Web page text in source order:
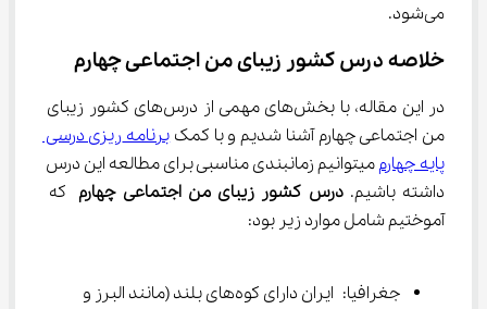
می‌شود.
خلاصه درس کشور زیبای من اجتماعی چهارم
در این مقاله، با بخش‌های مهمی از درس‌های کشور زیبای
من اجتماعی چهارم آشنا شدیم و با کمک
برنامه ‌ریزی درسی
پایه چهارم میتوانیم زمانبندی مناسبی برای مطالعه این درس
داشته باشیم. درس کشور زیبای من اجتماعی چهارم که
آموختیم شامل موارد زیر بود:
جغرافیا: ایران دارای کوه‌های بلند (مانند البرز و